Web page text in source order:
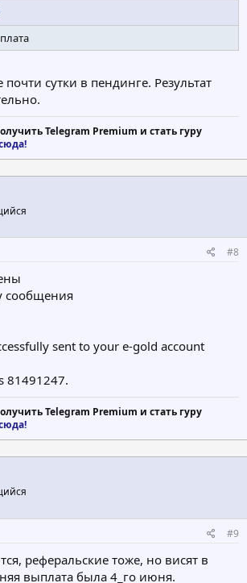
почти сутки в пендинге. Результат
Telegram Premium и стать гуру
#8
сообщения
sent to your e-gold account
81491247.
Telegram Premium и стать гуру
#9
реферальские тоже, но висят в
выплата была 4_го июня.